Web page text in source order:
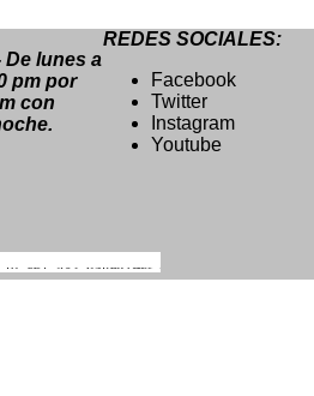
De lunes a
pm por
con
REDES SOCIALES:
Facebook
Twitter
Instagram
Youtube